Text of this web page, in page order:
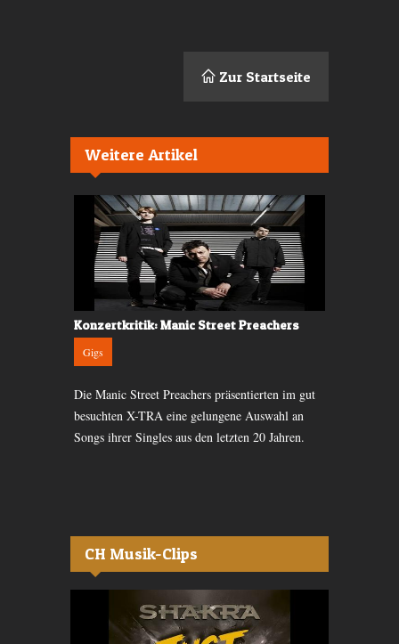
Zur Startseite
Weitere Artikel
Konzertkritik: Manic Street Preachers
Gigs
Die Manic Street Preachers präsentierten im gut
besuchten X-TRA eine gelungene Auswahl an
Songs ihrer Singles aus den letzten 20 Jahren.
CH Musik-Clips